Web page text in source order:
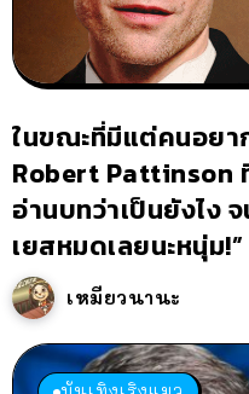
ในขณะที่มีแต่คนอยา
Robert Pattinson
อ่านบทว่าเป็นยังไง
เยสหมดเลยนะหนุ่ม!”
เหมียวนานะ
บันเทิงเริงแมว